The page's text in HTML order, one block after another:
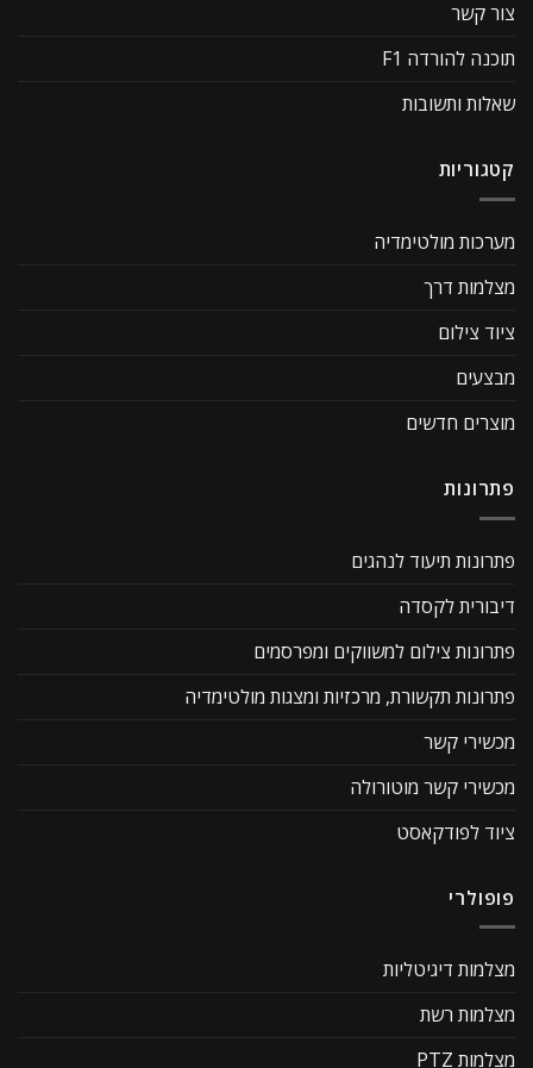
צור קשר
תוכנה להורדה F1
שאלות ותשובות
קטגוריות
מערכות מולטימדיה
מצלמות דרך
ציוד צילום
מבצעים
מוצרים חדשים
פתרונות
פתרונות תיעוד לנהגים
דיבורית לקסדה
פתרונות צילום למשווקים ומפרסמים
פתרונות תקשורת, מרכזיות ומצגות מולטימדיה
מכשירי קשר
מכשירי קשר מוטורולה
ציוד לפודקאסט
פופולרי
מצלמות דיגיטליות
מצלמות רשת
מצלמות PTZ